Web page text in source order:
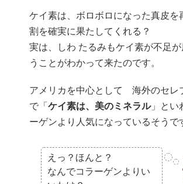
ケイ素は、ボロボロになった真皮を
割を確実に果たしてくれる？
実は、しわ たるみもケイ素が不足
うことがわかって来たのです。
アメリカを中心として 海外のセレ
で「 ケイ素は、美のミネラル」とい
ーゲンより人気になっているそうで
えっ？ほんと？
なんでコラーゲンよりい